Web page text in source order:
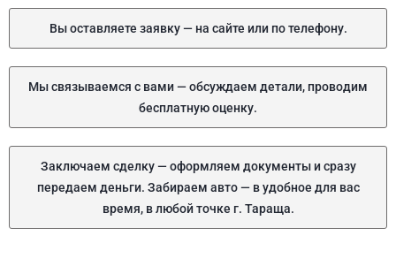
Вы оставляете заявку — на сайте или по телефону.
Мы связываемся с вами — обсуждаем детали, проводим
бесплатную оценку.
Заключаем сделку — оформляем документы и сразу
передаем деньги. Забираем авто — в удобное для вас
время, в любой точке г. Тараща.